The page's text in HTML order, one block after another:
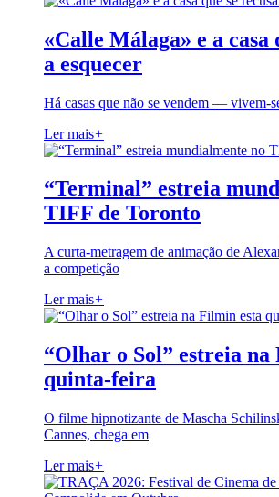
«Calle Málaga» e a casa
a esquecer
Há casas que não se vendem — vivem-
Ler mais+
“Terminal” estreia
TIFF de Toronto
A curta-metragem de animação de
a competição
Ler mais+
“Olhar o Sol” estreia na
quinta-feira
O filme hipnotizante de Mascha
Cannes, chega em
Ler mais+